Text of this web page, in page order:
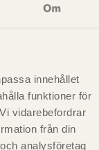
Om
innehållet
funktioner för
vidarebefordrar
från din
analysföretag